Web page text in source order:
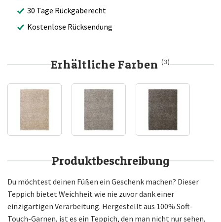
30 Tage Rückgaberecht
Kostenlose Rücksendung
Erhältliche Farben(3)
Produktbeschreibung
Du möchtest deinen Füßen ein Geschenk machen? Dieser
Teppich bietet Weichheit wie nie zuvor dank einer
einzigartigen Verarbeitung. Hergestellt aus 100% Soft-
Touch-Garnen, ist es ein Teppich, den man nicht nur sehen,